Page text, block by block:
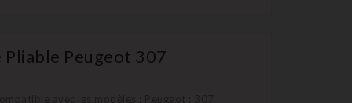
Peugeot 307